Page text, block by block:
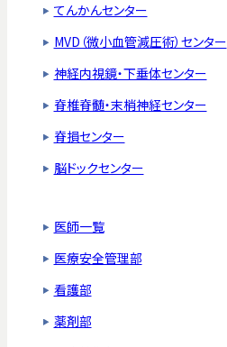
てんかんセンター
MVD（微小血管減圧術）センター
神経内視鏡・下垂体センター
脊椎脊髄・末梢神経センター
脊損センター
脳ドックセンター
医師一覧
医療安全管理部
看護部
薬剤部